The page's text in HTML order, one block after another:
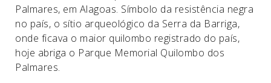
Palmares, em Alagoas. Símbolo da resistência negra
no país, o sítio arqueológico da Serra da Barriga,
onde ficava o maior quilombo registrado do país,
hoje abriga o Parque Memorial Quilombo dos
Palmares.